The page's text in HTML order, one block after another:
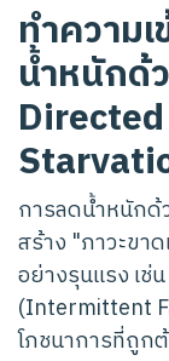
ทำความ
น้ำหนักด้
การลดน้ำหนักด้
สร้าง "ภาวะขา
อย่างรุนแรง เช่
(Intermittent
โภชนาการที่ถูก